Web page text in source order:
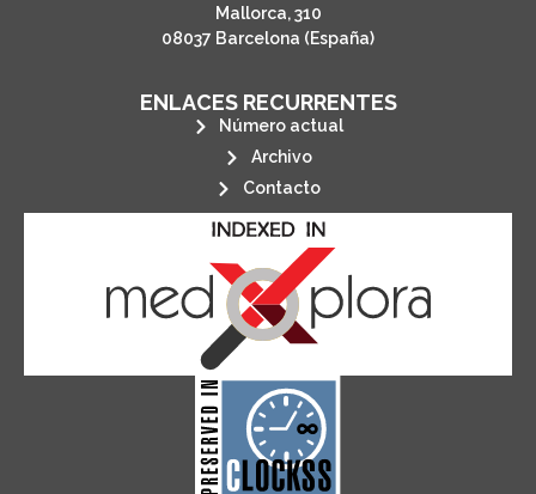
Mallorca, 310
08037 Barcelona (España)
ENLACES RECURRENTES
Número actual
Archivo
Contacto
CLOCKSS is a dak archive that
ensures the long-term survival
of web-based scholary
publications, governed by and for
its stakeholders.